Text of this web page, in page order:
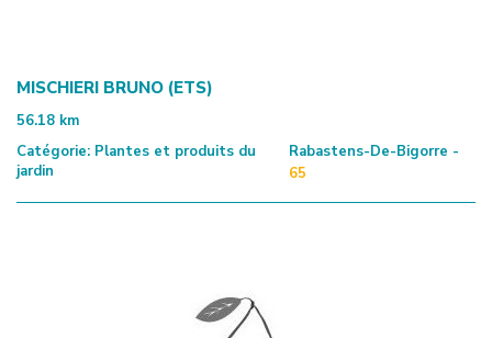
MISCHIERI BRUNO (ETS)
56.18 km
Catégorie: Plantes et produits du
jardin
Rabastens-De-Bigorre -
65